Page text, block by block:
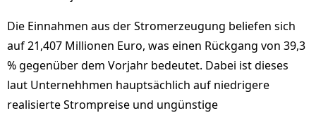
Die Einnahmen aus der Stromerzeugung beliefen sich
auf 21,407 Millionen Euro, was einen Rückgang von 39,3
% gegenüber dem Vorjahr bedeutet. Dabei ist dieses
laut Unternehhmen hauptsächlich auf niedrigere
realisierte Strompreise und ungünstige